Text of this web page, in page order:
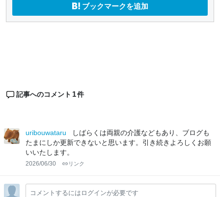
ブックマークを追加
記事へのコメント 1件
uribouwataru
しばらくは両親の介護などもあり、ブログも
たまにしか更新できないと思います。引き続きよろしくお願
いいたします。
2026/06/30 リンク
コメントするにはログインが必要です